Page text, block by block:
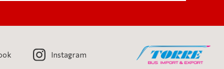
Instagram